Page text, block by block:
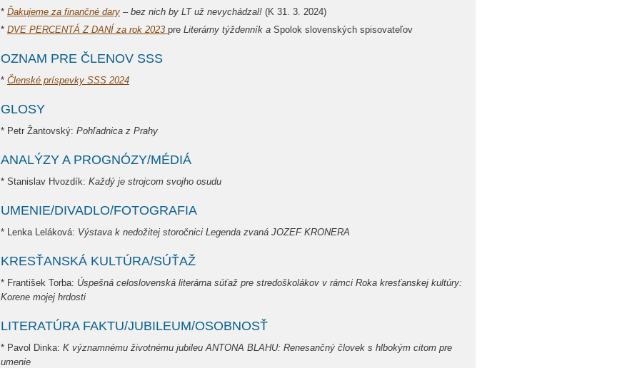
* Ďakujeme za finančné dary – bez nich by LT už nevychádzal! (K 31. 3. 2024)
* DVE PERCENTÁ Z DANÍ za rok 2023 pre Literárny týždenník a Spolok slovenských spisovateľov
OZNAM PRE ČLENOV SSS
* Členské príspevky SSS 2024
GLOSY
* Petr Žantovský: Pohľadnica z Prahy
ANALÝZY A PROGNÓZY/MÉDIÁ
* Stanislav Hvozdík: Každý je strojcom svojho osudu
UMENIE/DIVADLO/FOTOGRAFIA
* Lenka Leláková: Výstava k nedožitej storočnici Legenda zvaná JOZEF KRONERA
KRESŤANSKÁ KULTÚRA/SÚŤAŽ
* František Torba: Úspešná celoslovenská literárna súťaž pre stredoškolákov v rámci Roka kresťanskej kultúry:
Korene mojej hrdosti
LITERATÚRA FAKTU/JUBILEUM/OSOBNOSŤ
* Pavol Dinka: K významnému životnému jubileu ANTONA BLAHU: Renesančný človek s hlbokým citom pre
umenie